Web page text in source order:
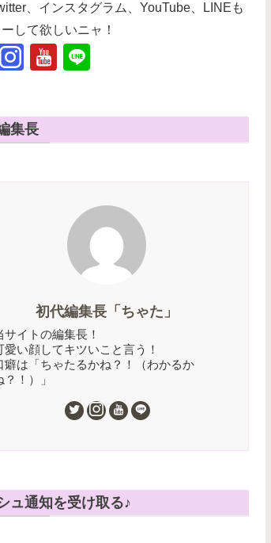
、インスタグラム、YouTube、LINEも
して欲しいニャ！
集長
初代編集長「ちゃた」
サイトの編集長！
愛い顔してキツいこと言う！
癖は「ちゃたるかね？！（わかるか
？！）」
ュ通知を受け取る♪